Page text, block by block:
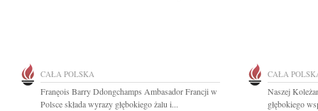
CAŁA POLSKA
Franęois Barry Ddongchamps Ambasador Francji w
Polsce składa wyrazy głębokiego żalu i...
CAŁA
Naszej
głębokiego